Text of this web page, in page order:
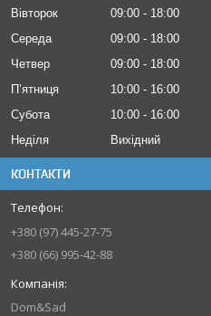
Вівторок
09:00
18:00
Середа
09:00
18:00
Четвер
09:00
18:00
Пʼятниця
10:00
16:00
Субота
10:00
16:00
Неділя
Вихідний
КОНТАКТИ
+380 (97) 445-27-75
+380 (66) 995-42-88
Dom&Sad